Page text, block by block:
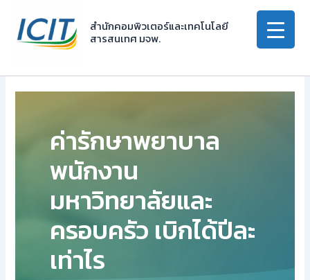
content
สำนักคอมพิวเตอร์และเทคโนโลยี
สารสนเทศ มจพ.
ค่ารักษาพยาบาล
พนักงาน
มหาวิทยาลัยและ
ครอบครัว เบิกได้ปีละ
เท่าไร